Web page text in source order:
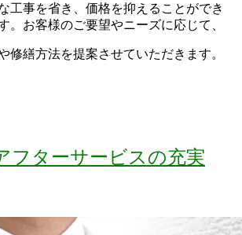
工事を省き、価格を抑えることができ
。お客様のご要望やニーズに応じて、
修繕方法を提案させていただきます。
フターサービスの充実